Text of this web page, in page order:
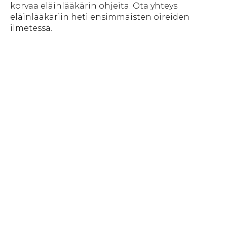
korvaa eläinlääkärin ohjeita. Ota yhteys
eläinlääkäriin heti ensimmäisten oireiden
ilmetessä.